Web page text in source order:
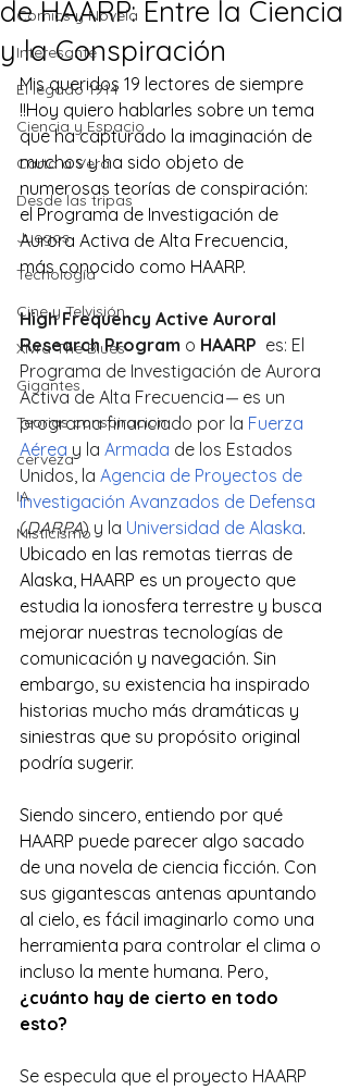
Comics y Novela
Interesante
El legado 1914
Ciencia y Espacio
Carta a Vera
Desde las tripas
Juegos
Tecnología
Cine y Telvisión
Xivra The Blues
Gigantes
Teorias conspiracion
cerveza
IA
Misticismo
de HAARP: Entre la Ciencia
y la Conspiración
Mis queridos 19 lectores de siempre
!!Hoy quiero hablarles sobre un tema
que ha capturado la imaginación de
muchos y ha sido objeto de
numerosas teorías de conspiración:
el Programa de Investigación de
Aurora Activa de Alta Frecuencia,
más conocido como HAARP.
High Frequency Active Auroral
Research Program o HAARP es: El
Programa de Investigación de Aurora
Activa de Alta Frecuencia— es un
programa financiado por la Fuerza
Aérea y la Armada de los Estados
Unidos, la Agencia de Proyectos de
Investigación Avanzados de Defensa
(DARPA) y la Universidad de Alaska.​
Ubicado en las remotas tierras de
Alaska, HAARP es un proyecto que
estudia la ionosfera terrestre y busca
mejorar nuestras tecnologías de
comunicación y navegación. Sin
embargo, su existencia ha inspirado
historias mucho más dramáticas y
siniestras que su propósito original
podría sugerir.
Siendo sincero, entiendo por qué
HAARP puede parecer algo sacado
de una novela de ciencia ficción. Con
sus gigantescas antenas apuntando
al cielo, es fácil imaginarlo como una
herramienta para controlar el clima o
incluso la mente humana. Pero,
¿cuánto hay de cierto en todo
esto?
Se especula que el proyecto HAARP